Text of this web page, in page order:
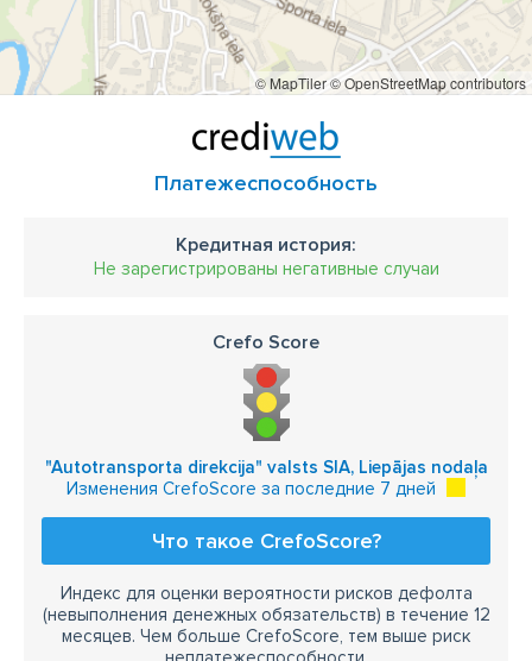
© MapTiler© OpenStreetMap contributors
Платежеспособность
Кредитная история:
Не зарегистрированы негативные случаи
Crefo Score
"Autotransporta direkcija" valsts SIA, Liepājas nodaļa
Изменения CrefoScore за последние 7 дней
Что такое CrefoScore?
Индекс для оценки вероятности рисков дефолта
(невыполнения денежных обязательств) в течение 12
месяцев. Чем больше CrefoScore, тем выше риск